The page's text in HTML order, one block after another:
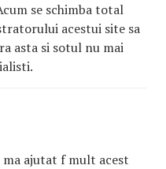
se schimba total
acestui site sa
asta si sotul nu mai
ma ajutat f mult acest